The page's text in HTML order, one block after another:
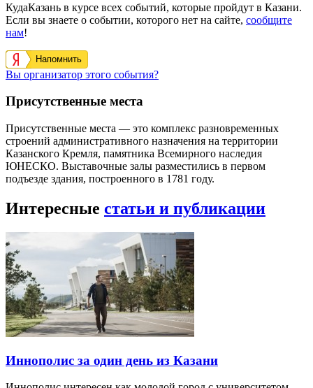
КудаКазань в курсе всех событий, которые пройдут в Казани.
Если вы знаете о событии, которого нет на сайте, сообщите
нам!
Напомнить
Вы организатор этого события?
Присутственные места
Присутственные места — это комплекс разновременных
строений административного назначения на территории
Казанского Кремля, памятника Всемирного наследия
ЮНЕСКО. Выставочные залы разместились в первом
подъезде здания, построенного в 1781 году.
Интересные статьи и публикации
Иннополис за один день из Казани